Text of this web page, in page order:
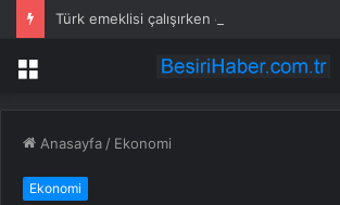
Türk emeklisi çalışırken ölüyor
Menü
Anasayfa / Ekonomi
Ekonomi